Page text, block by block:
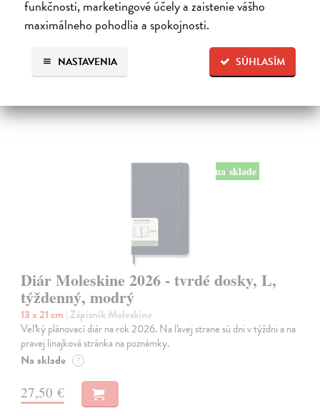
funkčnosti, marketingové účely a zaistenie vášho
maximálneho pohodlia a spokojnosti.
SÚHLASÍM
NASTAVENIA
Na sklade ?
na sklade
Diár Moleskine 2026 - tvrdé dosky, L,
týždenný, modrý
13 x 21 cm | Zápisník Moleskine
Veľký plánovací diár na rok 2026. Na ľavej strane sú dni v týždni a na
pravej linajková stránka na poznámky.
Na sklade ?
27,50 €